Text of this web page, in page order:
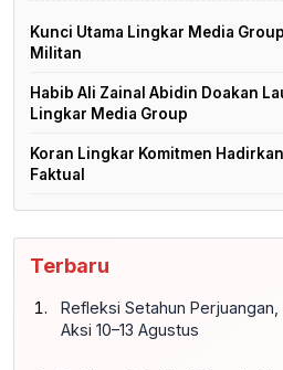
Kunci Utama Lingkar Media
Militan
Habib Ali Zainal Abidin Doakan
Lingkar Media Group
Koran Lingkar Komitmen
Faktual
Terbaru
Refleksi Setahun
Aksi 10–13 Agustus